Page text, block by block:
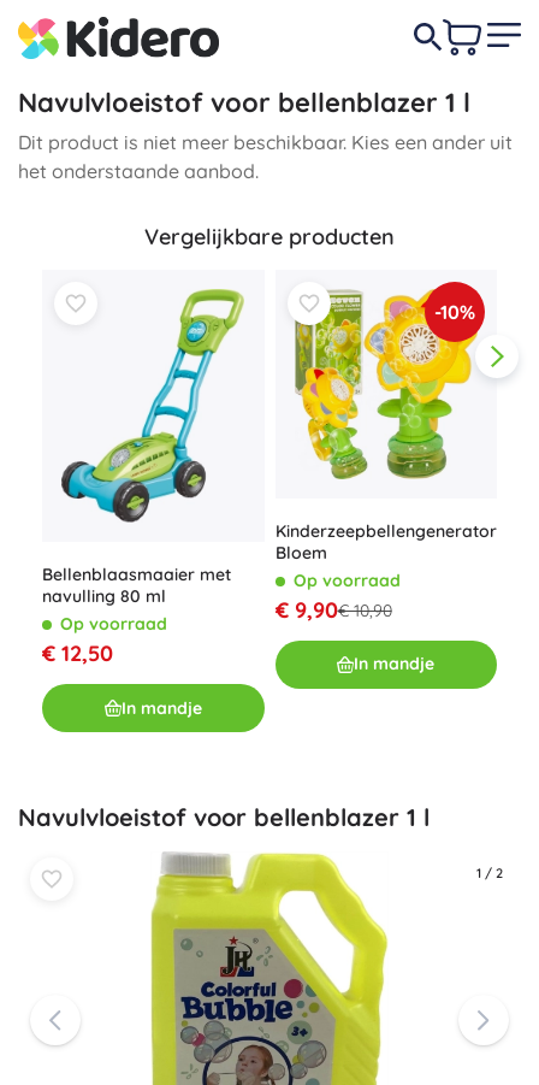
Navulvloeistof voor bellenblazer 1 l
Dit product is niet meer beschikbaar. Kies een ander uit
het onderstaande aanbod.
Vergelijkbare producten
Bellenblaasmaaier met
navulling 80 ml
Op voorraad
€ 12,50
In mandje
-10%
Kinderzeepbellengenerator
Bloem
Op voorraad
€ 9,90€ 10,90
In mandje
Navulvloeistof voor bellenblazer 1 l
1 / 2